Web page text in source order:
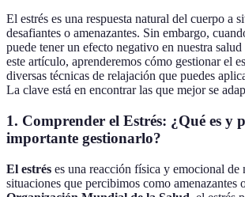
El estrés es una respuesta natural del cuerpo a
desafiantes o amenazantes. Sin embargo,
puede tener un efecto negativo en nuestra
este artículo, aprenderemos cómo gestionar el
diversas técnicas de relajación que puedes
La clave está en encontrar las que mejor se
1. Comprender el Estrés: ¿Qué es y
importante gestionarlo?
El estrés es una reacción física y emocional de
situaciones que percibimos como amenazantes